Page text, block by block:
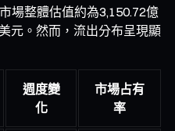
場整體估值約為3,150.72億
元。然而，流出分布呈現顯
週度變
化
市場占有
率